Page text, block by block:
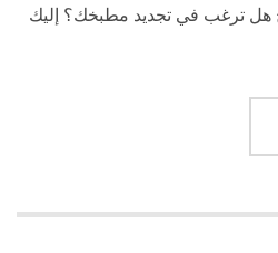
هل ترغب في تجديد مطبخك؟ إليك